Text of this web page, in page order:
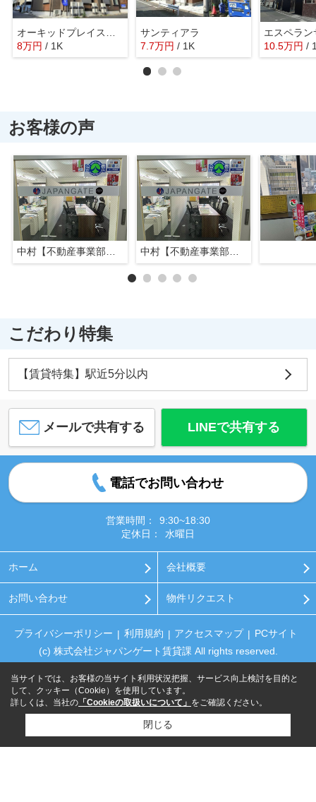
8万円 / 1K
サンティアラ
7.7万円 / 1K
エスペラン
10.5万円 /
お客様の声
こだわり特集
【賃貸特集】駅近5分以内
メールで共有する LINEで共有する
電話でお問い合わせ
営業時間：
9:30~18:30
定休日：
水曜日
ホーム 会社概要
お問い合わせ 物件リクエスト
プライバシーポリシー 利用規約 アクセスマップ
PCサイト
(c) 株式会社ジャパンゲート賃貸課 All rights reserved.
当サイトでは、お客様の当サイト利用状況把握、サービス向上検討を目的と
して、クッキー（Cookie）を使用しています。
詳しくは、当社の 「Cookieの取扱いについて」 をご確認ください。
閉じる